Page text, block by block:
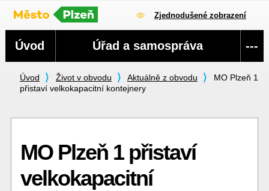
Zjednodušené zobrazení
Úvod Život v obvodu Aktuálně z obvodu
MO Plzeň 1
přistaví velkokapacitní kontejnery
MO Plzeň 1 přistaví
velkokapacitní
Navigace
Úvod Úřad a samospráva ---